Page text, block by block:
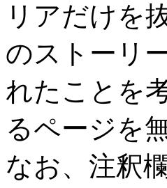
リアだけを
のストーリ
れたことを
るページを
なお、注釈